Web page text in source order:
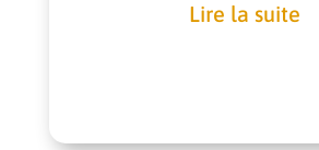
Lire la suite